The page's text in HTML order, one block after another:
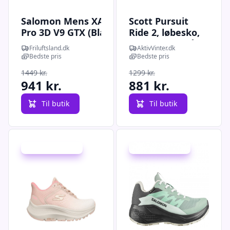
Salomon Mens XA
Pro 3D V9 GTX (Blå
(POSEIDON/WHITE
PEPPER/FALCON)
Friluftsland.dk
Bedste pris
1449 kr.
941 kr.
Til butik
Scott Pursuit
Ride 2, løbesko,
herre, sort/blå
AktivVinter.dk
Bedste pris
1299 kr.
881 kr.
Til butik